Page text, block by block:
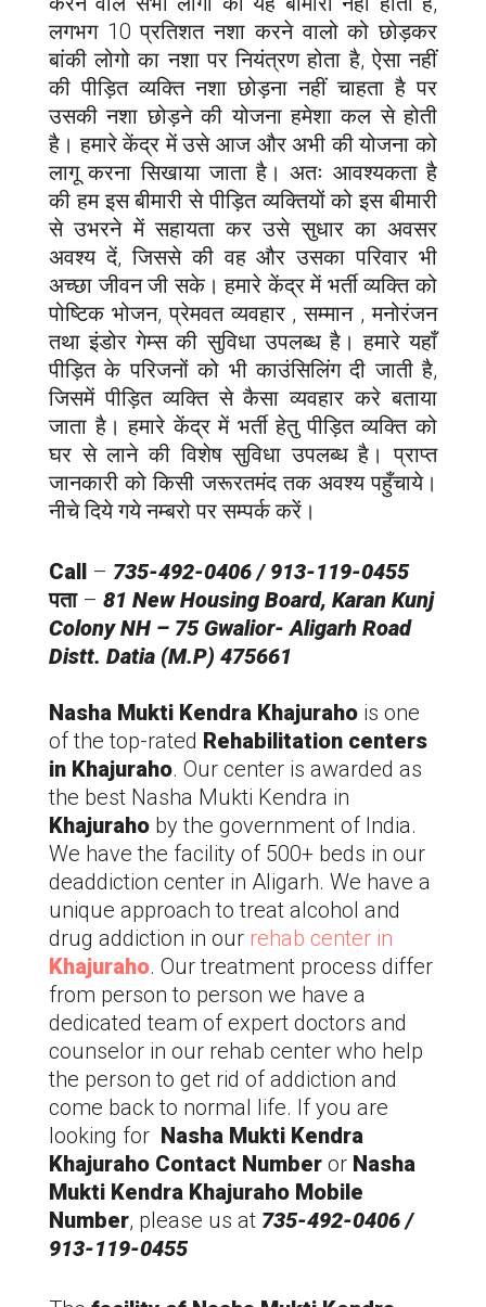
लगभग 10 प्रतिशत नशा करने वालो को छोड़कर
बांकी लोगो का नशा पर नियंत्रण होता है, ऐसा नहीं
की पीड़ित व्यक्ति नशा छोड़ना नहीं चाहता है पर
उसकी नशा छोड़ने की योजना हमेशा कल से होती
है। हमारे केंद्र में उसे आज और अभी की योजना को
लागू करना सिखाया जाता है। अतः आवश्यकता है
की हम इस बीमारी से पीड़ित व्यक्तियों को इस बीमारी
से उभरने में सहायता कर उसे सुधार का अवसर
अवश्य दें, जिससे की वह और उसका परिवार भी
अच्छा जीवन जी सके। हमारे केंद्र में भर्ती व्यक्ति को
पोष्टिक भोजन, प्रेमवत व्यवहार , सम्मान , मनोरंजन
तथा इंडोर गेम्स की सुविधा उपलब्ध है। हमारे यहाँ
पीड़ित के परिजनों को भी काउंसिलिंग दी जाती है,
जिसमें पीड़ित व्यक्ति से कैसा व्यवहार करे बताया
जाता है। हमारे केंद्र में भर्ती हेतु पीड़ित व्यक्ति को
घर से लाने की विशेष सुविधा उपलब्ध है। प्राप्त
जानकारी को किसी जरूरतमंद तक अवश्य पहुँचाये।
नीचे दिये गये नम्बरो पर सम्पर्क करें।
Call – 735-492-0406 / 913-119-0455
पता– 81 New Housing Board, Karan Kunj
Colony NH – 75 Gwalior-Aligarh Road
Distt. Datia (M.P) 475661
Nasha Mukti Kendra Khajuraho is one
of the top-rated Rehabilitation centers
in Khajuraho. Our center is awarded as
the best Nasha Mukti Kendra in
Khajuraho by the government of India.
We have the facility of 500+ beds in our
deaddiction center in Aligarh. We have a
unique approach to treat alcohol and
drug addiction in our rehab center in
Khajuraho. Our treatment process differ
from person to person we have a
dedicated team of expert doctors and
counselor in our rehab center who help
the person to get rid of addiction and
come back to normal life. If you are
looking for Nasha Mukti Kendra
Khajuraho Contact Number or Nasha
Mukti Kendra Khajuraho Mobile
Number, please us at 735-492-0406 /
913-119-0455